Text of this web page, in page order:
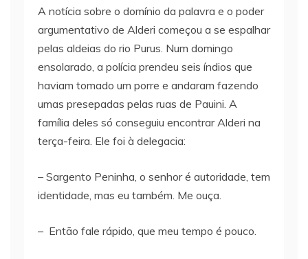
A notícia sobre o domínio da palavra e o poder
argumentativo de Alderi começou a se espalhar
pelas aldeias do rio Purus. Num domingo
ensolarado, a polícia prendeu seis índios que
haviam tomado um porre e andaram fazendo
umas presepadas pelas ruas de Pauini. A
família deles só conseguiu encontrar Alderi na
terça-feira. Ele foi à delegacia:
– Sargento Peninha, o senhor é autoridade, tem
identidade, mas eu também. Me ouça.
– Então fale rápido, que meu tempo é pouco.